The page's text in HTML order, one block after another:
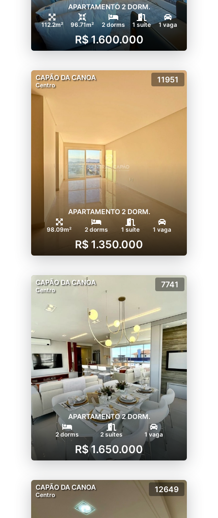
APARTAMENTO 2 DORM.
112.2m² 96.71m² 2 dorms 1 suíte 1 vaga
R$ 1.600.000
CAPÃO DA CANOA
Centro
11951
APARTAMENTO 2 DORM.
98.09m² 2 dorms 1 suíte 1 vaga
R$ 1.350.000
CAPÃO DA CANOA
Centro
7741
APARTAMENTO 2 DORM.
2 dorms 2 suítes 1 vaga
R$ 1.650.000
CAPÃO DA CANOA
Centro
12649